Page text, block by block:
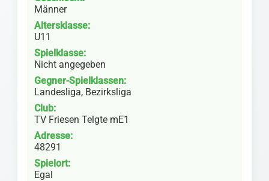
Männer
Altersklasse:
U11
Spielklasse:
Nicht angegeben
Gegner-Spielklassen:
Landesliga, Bezirksliga
Club:
TV Friesen Telgte mE1
Adresse:
48291
Spielort:
Egal